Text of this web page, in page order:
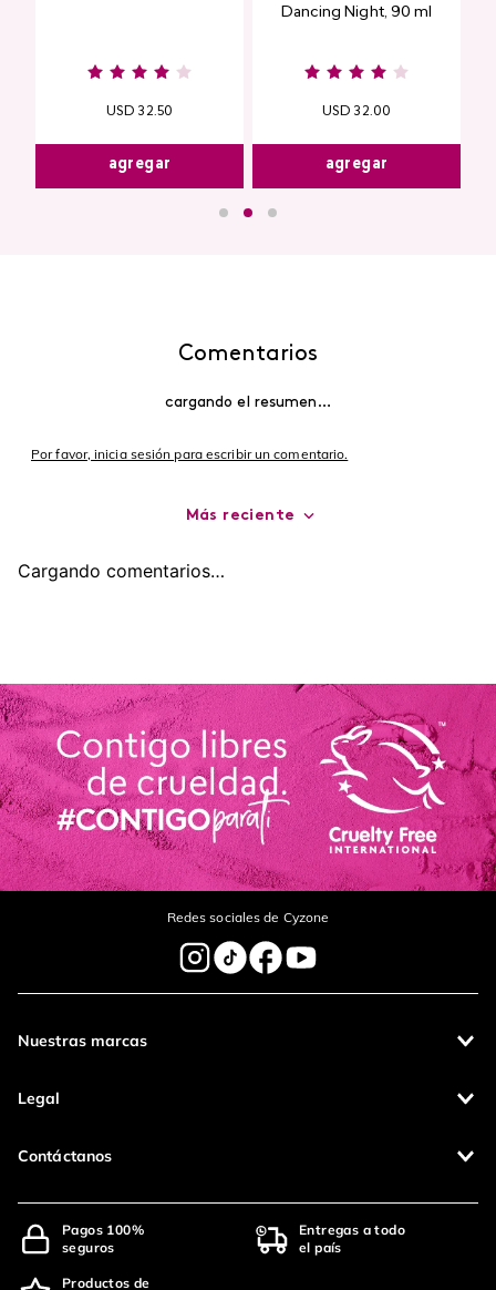
USD 32.50
agregar
Dancing Night, 90 ml
USD 32.00
agregar
Comentarios
cargando el resumen…
Por favor, inicia sesión para escribir un comentario.
Más reciente
Cargando comentarios…
Redes sociales de Cyzone
Nuestras marcas
Legal
Contáctanos
Pagos 100%
seguros
Entregas a todo
el país
Productos de